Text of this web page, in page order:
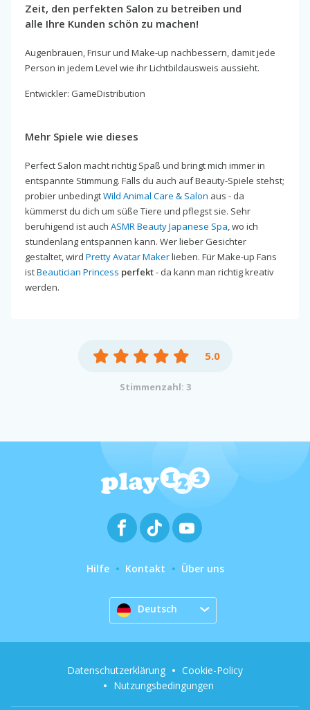
Zeit, den perfekten Salon zu betreiben und
alle Ihre Kunden schön zu machen!
Augenbrauen, Frisur und Make-up nachbessern, damit jede
Person in jedem Level wie ihr Lichtbildausweis aussieht.
Entwickler: GameDistribution
Mehr Spiele wie dieses
Perfect Salon macht richtig Spaß und bringt mich immer in
entspannte Stimmung. Falls du auch auf Beauty-Spiele stehst;
probier unbedingtWild Animal Care & Salon aus - da
kümmerst du dich um süße Tiere und pflegst sie. Sehr
beruhigend ist auch ASMR Beauty Japanese Spa, wo ich
stundenlang entspannen kann. Wer lieber Gesichter
gestaltet, wird Pretty Avatar Makerlieben. Für Make-up Fans
istBeautician Princess perfekt- da kann man richtig kreativ
werden.
5.0
Stimmenzahl: 3
Hilfe Kontakt Über uns
Deutsch
Datenschutzerklärung
Cookie-Policy
Nutzungsbedingungen